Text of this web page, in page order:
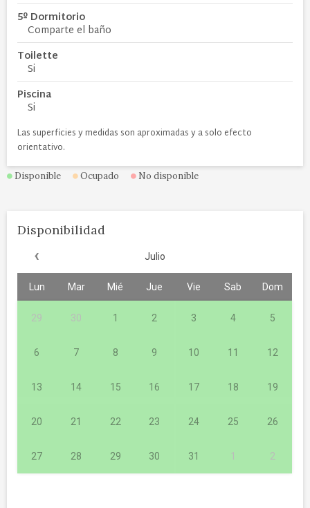
5º Dormitorio
Comparte el baño
Toilette
Si
Piscina
Si
Las superficies y medidas son aproximadas y a solo efecto
orientativo.
Disponible Ocupado No disponible
Disponibilidad
‹ Julio
Lun Mar Mié Jue Vie Sab Dom
29 30 1 2 3 4 5
6 7 8 9 10 11 12
13 14 15 16 17 18 19
20 21 22 23 24 25 26
27 28 29 30 31 1 2